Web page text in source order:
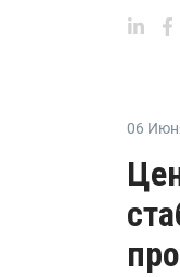
06